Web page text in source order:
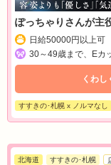
ぽっちゃりさんが主
日給50000円以上可
30～49歳まで、Eカ
くわし
すすきの･札幌 x ノルマなし
北海道 すすきの･札幌